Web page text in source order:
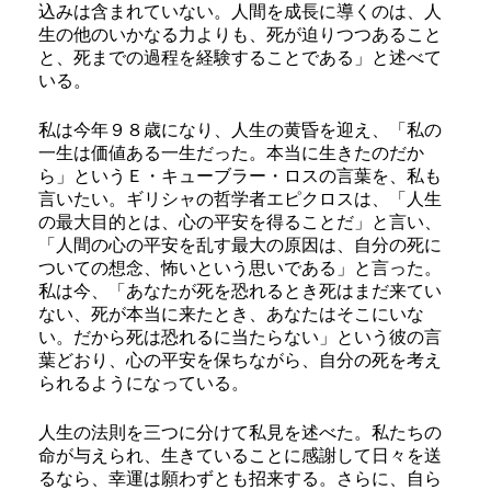
込みは含まれていない。人間を成長に導くのは、人
生の他のいかなる力よりも、死が迫りつつあること
と、死までの過程を経験することである」と述べて
いる。
私は今年９８歳になり、人生の黄昏を迎え、「私の
一生は価値ある一生だった。本当に生きたのだか
ら」というＥ・キューブラー・ロスの言葉を、私も
言いたい。ギリシャの哲学者エピクロスは、「人生
の最大目的とは、心の平安を得ることだ」と言い、
「人間の心の平安を乱す最大の原因は、自分の死に
ついての想念、怖いという思いである」と言った。
私は今、「あなたが死を恐れるとき死はまだ来てい
ない、死が本当に来たとき、あなたはそこにいな
い。だから死は恐れるに当たらない」という彼の言
葉どおり、心の平安を保ちながら、自分の死を考え
られるようになっている。
人生の法則を三つに分けて私見を述べた。私たちの
命が与えられ、生きていることに感謝して日々を送
るなら、幸運は願わずとも招来する。さらに、自ら